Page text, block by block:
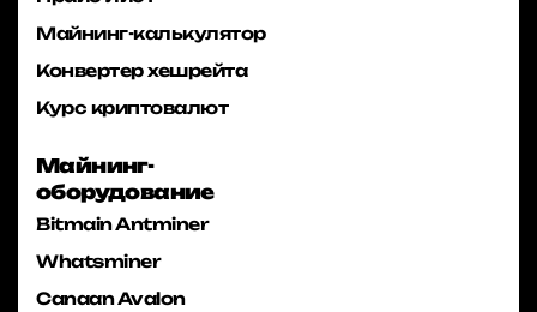
Майнинг-калькулятор
Конвертер хешрейта
Курс криптовалют
Майнинг-
оборудование
Bitmain Antminer
Whatsminer
Canaan Avalon